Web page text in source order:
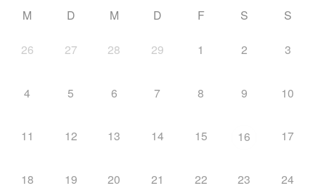
M D M D F S S
26 27 28 29 1 2 3
4 5 6 7 8 9 10
11 12 13 14 15 16 17
18 19 20 21 22 23 24